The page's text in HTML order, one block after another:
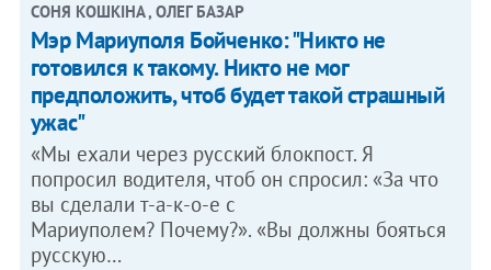
СОНЯ КОШКІНА , ОЛЕГ БАЗАР
Мэр Мариуполя Бойченко: "Никто не
готовился к такому. Никто не мог
предположить, чтоб будет такой страшный
ужас"
«Мы ехали через русский блокпост. Я
попросил водителя, чтоб он спросил: «За что
вы сделали т-а-к-о-е с
Мариуполем? Почему?». «Вы должны бояться
русскую…